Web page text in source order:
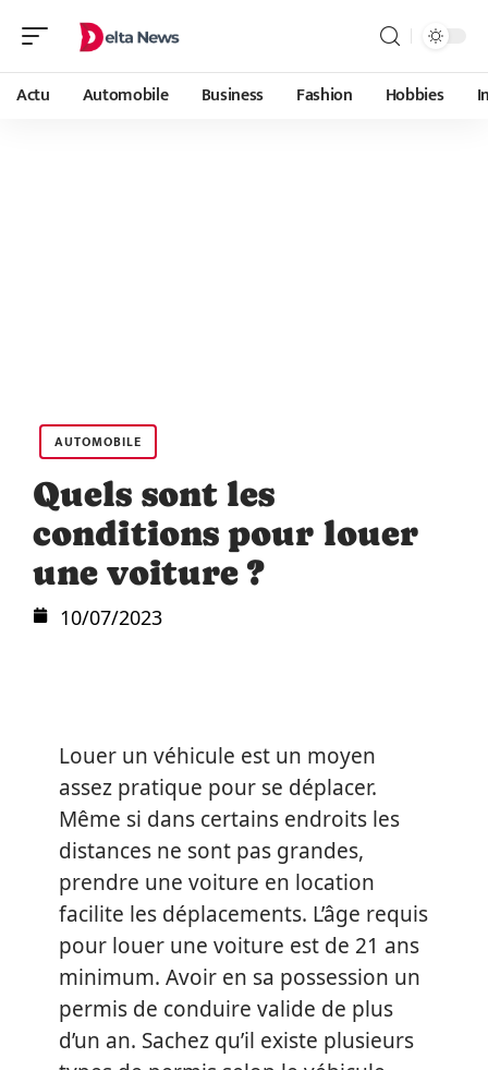
Actu Automobile Business Fashion Hobbies
AUTOMOBILE
Quels sont les
conditions pour louer
une voiture ?
10/07/2023
Louer un véhicule est un moyen
assez pratique pour se déplacer.
Même si dans certains endroits les
distances ne sont pas grandes,
prendre une voiture en location
facilite les déplacements. L’âge requis
pour louer une voiture est de 21 ans
minimum. Avoir en sa possession un
permis de conduire valide de plus
d’un an. Sachez qu’il existe plusieurs